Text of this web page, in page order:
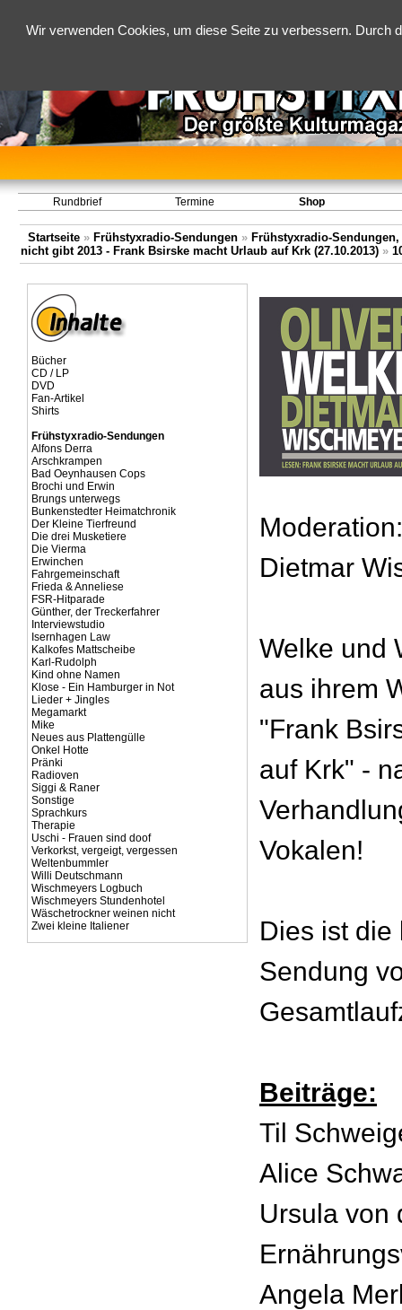
Wir verwenden Cookies, um diese Seite zu verbessern.
Rundbrief Termine Shop
Startseite » Frühstyxradio-Sendungen » Frühstyxradio-
nicht gibt 2013 - Frank Bsirske macht Urlaub auf Krk (27.10.2013) »
Bücher
CD / LP
DVD
Fan-Artikel
Shirts
Frühstyxradio-Sendungen
Alfons Derra
Arschkrampen
Bad Oeynhausen Cops
Brochi und Erwin
Brungs unterwegs
Bunkenstedter Heimatchronik
Der Kleine Tierfreund
Die drei Musketiere
Die Vierma
Erwinchen
Fahrgemeinschaft
Frieda & Anneliese
FSR-Hitparade
Günther, der Treckerfahrer
Interviewstudio
Isernhagen Law
Kalkofes Mattscheibe
Karl-Rudolph
Kind ohne Namen
Klose - Ein Hamburger in Not
Lieder + Jingles
Megamarkt
Mike
Neues aus Plattengülle
Onkel Hotte
Pränki
Radioven
Siggi & Raner
Sonstige
Sprachkurs
Therapie
Uschi - Frauen sind doof
Verkorkst, vergeigt, vergessen
Weltenbummler
Willi Deutschmann
Wischmeyers Logbuch
Wischmeyers Stundenhotel
Wäschetrockner weinen nicht
Zwei kleine Italiener
Dietmar
Welke und
aus ihrem
"Frank
auf Krk" -
Vokalen!
Dies ist die
Sendung
Beiträge:
Til
Alice
Ursula von
Angela